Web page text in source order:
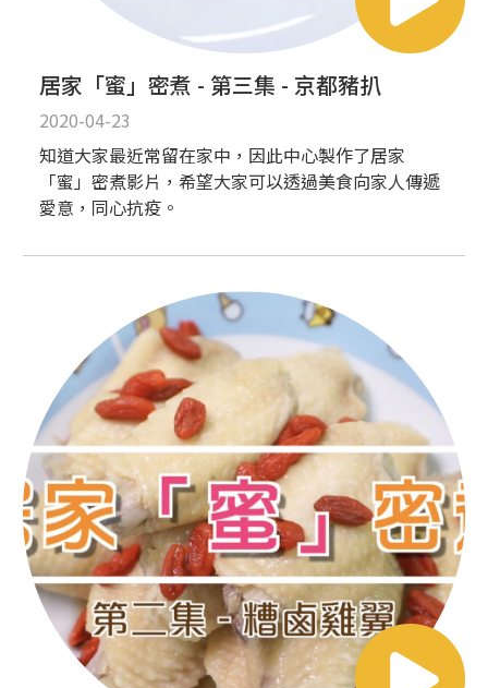
居家「蜜」密煮 - 第三集 - 京都豬扒
2020-04-23
知道大家最近常留在家中，因此中心製作了居家
「蜜」密煮影片，希望大家可以透過美食向家人傳遞
愛意，同心抗疫。